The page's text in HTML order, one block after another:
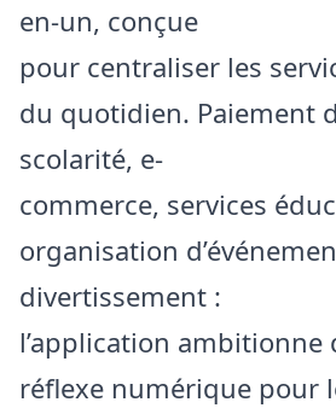
en-un, conçue
pour centraliser les
du quotidien. Paiement
scolarité, e-
commerce, services
organisation
divertissement :
l’application ambitionne
réflexe numérique pour